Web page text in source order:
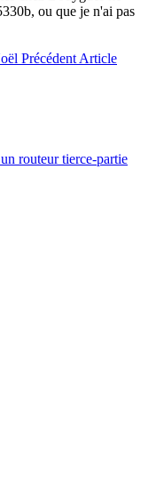
ou que je n'ai pas
Précédent Article
routeur tierce-partie